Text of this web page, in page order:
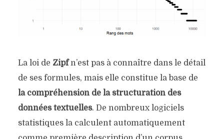
La loi de Zipfn’est pas à connaître dans le détail
de ses formules, mais elle constitue la base de
la compréhension de la structuration des
données textuelles. De nombreux logiciels
statistiques la calculent automatiquement